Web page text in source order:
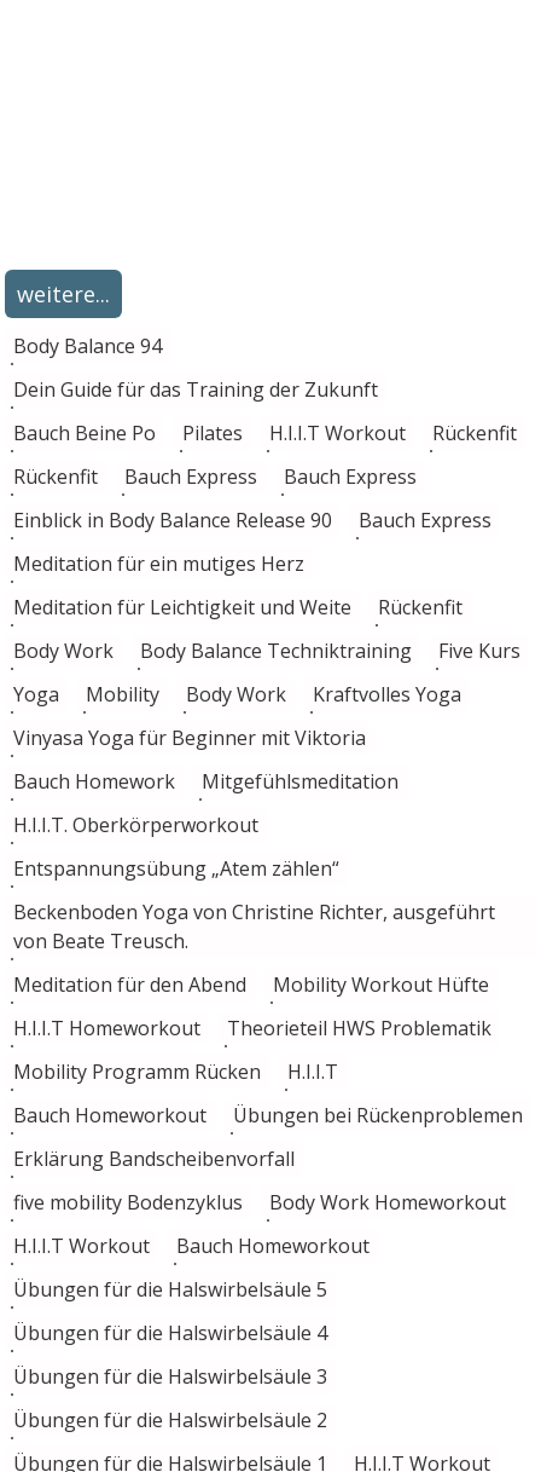
weitere...
Body Balance 94
Dein Guide für das Training der Zukunft
Bauch Beine Po
Pilates H.I.I.T Workout
Rückenfit
Rückenfit
Bauch Express
Bauch Express
Einblick in Body Balance Release 90
Bauch Express
Meditation für ein mutiges Herz
Meditation für Leichtigkeit und Weite
Rückenfit
Body Work
Body Balance Techniktraining
Five Kurs
Yoga
Mobility Body Work
Kraftvolles Yoga
Vinyasa Yoga für Beginner mit Viktoria
Bauch Homework
Mitgefühlsmeditation
H.I.I.T. Oberkörperworkout
Entspannungsübung „Atem zählen“
Beckenboden Yoga von Christine Richter, ausgeführt
von Beate Treusch.
Meditation für den Abend
Mobility Workout Hüfte
H.I.I.T Homeworkout
Theorieteil HWS Problematik
Mobility Programm Rücken
H.I.I.T
Bauch Homeworkout
Übungen bei Rückenproblemen
Erklärung Bandscheibenvorfall
five mobility Bodenzyklus
Body Work Homeworkout
H.I.I.T Workout
Bauch Homeworkout
Übungen für die Halswirbelsäule 5
Übungen für die Halswirbelsäule 4
Übungen für die Halswirbelsäule 3
Übungen für die Halswirbelsäule 2
Übungen für die Halswirbelsäule 1
H.I.I.T Workout